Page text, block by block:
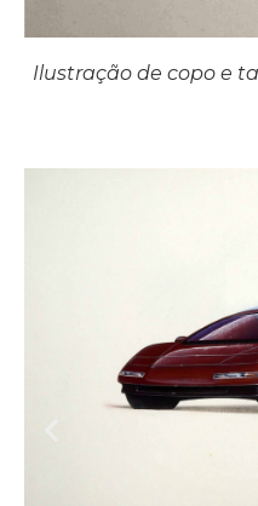
Ilustração de copo e